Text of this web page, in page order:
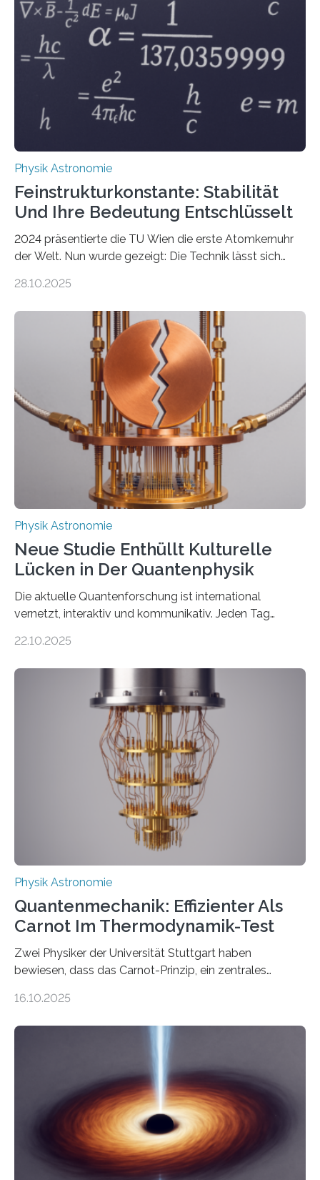
Physik Astronomie
Feinstrukturkonstante: Stabilität
Und Ihre Bedeutung Entschlüsselt
2024 präsentierte die TU Wien die erste Atomkernuhr
der Welt. Nun wurde gezeigt: Die Technik lässt sich
fundamentalen Physik nachzugehen. Thorium-
Messungen verwenden. Das hatte man jahrzehntelang
vermutet, weltweit war nach den passenden
Atomkern-Zuständen gesucht worden, 2024 gelang
einem Team der TU Wien mit Unterstützung
internationaler Partner der entscheidende Durchbruch:
Der lange diskutierte Thorium-Kernübergang wurde
gefunden. Kurz darauf konnte man zeigen, dass sich
Thorium tatsächlich nutzen lässt, um hochpräzise…
28.10.2025
Physik Astronomie
Neue Studie Enthüllt Kulturelle
Lücken in Der Quantenphysik
Die aktuelle Quantenforschung ist international
vernetzt, interaktiv und kommunikativ. Jeden Tag
oft von Autor*innen, die eng zusammenarbeiten. Neue
werden schnell weiterentwickelt. Dies ist der Alltag in
der Forschung der Quantentheorie, die dieses Jahr 100
Jahre alt geworden ist, weshalb die UNESCO 2025 zum
Internationalen Jahr der Quantenwissenschaft und -
technologie ausgerufen hat. Doch nun hat eine
internationale Forschungsgruppe um den
22.10.2025
Physik Astronomie
Quantenmechanik: Effizienter Als
Carnot Im Thermodynamik-Test
Zwei Physiker der Universität Stuttgart haben
bewiesen, dass das Carnot-Prinzip, ein zentrales
Größenordnung von Atomen gilt, deren physikalische
Quantenmotoren voranbringen. Das
Wissenschaftsjournal Science Advances veröffentlichte
die Herleitung. (DOI: 10.1126/sciadv.adw8462)
Verbrennungsmotoren oder Dampfturbinen sind
Wärmekraftmaschinen: Sie wandeln thermische
Energie in mechanische Bewegung um – oder anders
ausgedrückt, Wärme in Bewegung. In
16.10.2025